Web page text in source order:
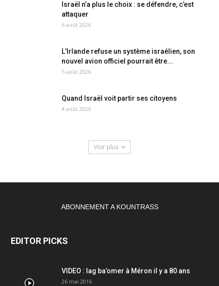
Israël n’a plus le choix : se défendre, c’est
attaquer
6 août 2026
L’Irlande refuse un système israélien, son
nouvel avion officiel pourrait être...
5 août 2026
Quand Israël voit partir ses citoyens
4 août 2026
Voir plus
ABONNEMENT A KOUNTRASS
EDITOR PICKS
VIDEO : lag ba’omer à Méron il y a 80 ans
26 mai 2016